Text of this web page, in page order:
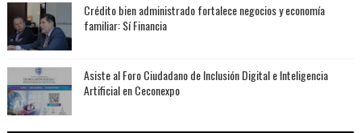
Crédito bien administrado fortalece negocios y economía
familiar: Sí Financia
Asiste al Foro Ciudadano de Inclusión Digital e Inteligencia
Artificial en Ceconexpo